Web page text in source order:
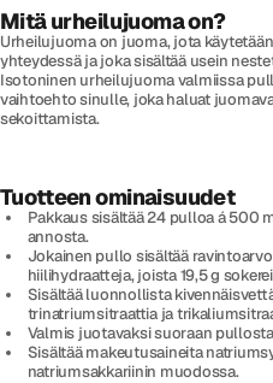
Mitä urheilujuoma on?
Urheilujuoma on juoma, jota
yhteydessä ja joka sisältää usein
Isotoninen urheilujuoma valmiissa
vaihtoehto sinulle, joka haluat
sekoittamista.
Tuotteen ominaisuudet
Pakkaus sisältää 24 pulloa á 500
annosta.
Jokainen pullo sisältää
hiilihydraatteja, joista 19,5 g
Sisältää luonnollista
trinatriumsitraattia ja
Valmis juotavaksi suoraan
Sisältää makeutusaineita
natriumsakkariinin muodossa.